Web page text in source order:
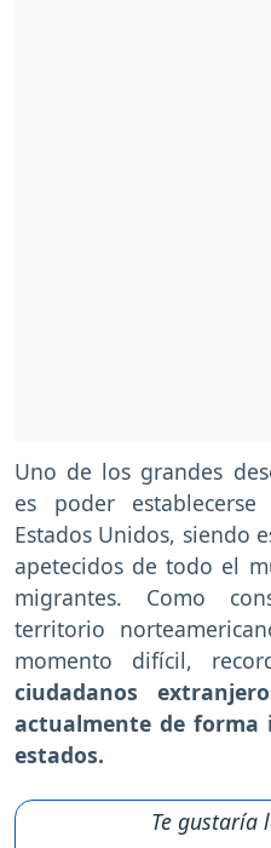
Uno de los grandes
es poder
Estados Unidos, siendo
apetecidos de todo el
migrantes. Como
territorio
momento difícil,
ciudadanos
actualmente de forma
estados.
Te gustaría